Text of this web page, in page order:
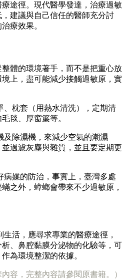
途徑。現代醫學發達，治療過敏
建議與自己信任的醫師充分討
療效果。
體的環境著手，而不是把重心放
上，盡可能減少接觸過敏原，實
、枕套（用熱水清洗），定期清
毯、厚窗簾等。
及除濕機，來減少空氣的潮濕
過濾灰塵與雜質，並且要定期更
媒的防治，事實上，臺灣多處
之外，蟑螂會帶來不少過敏原，
活，應尋求專業的醫療途徑，
、鼻腔黏膜分泌物的化驗等，可
為環境整潔的依據。
容，完整內容請參閱原書籍。）